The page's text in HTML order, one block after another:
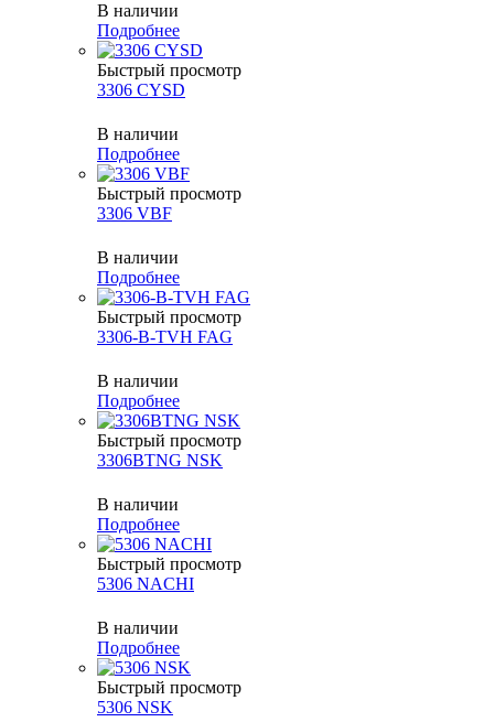
В наличии
Подробнее
Быстрый просмотр
3306 CYSD
В наличии
Подробнее
Быстрый просмотр
3306 VBF
В наличии
Подробнее
Быстрый просмотр
3306-B-TVH FAG
В наличии
Подробнее
Быстрый просмотр
3306BTNG NSK
В наличии
Подробнее
Быстрый просмотр
5306 NACHI
В наличии
Подробнее
Быстрый просмотр
5306 NSK